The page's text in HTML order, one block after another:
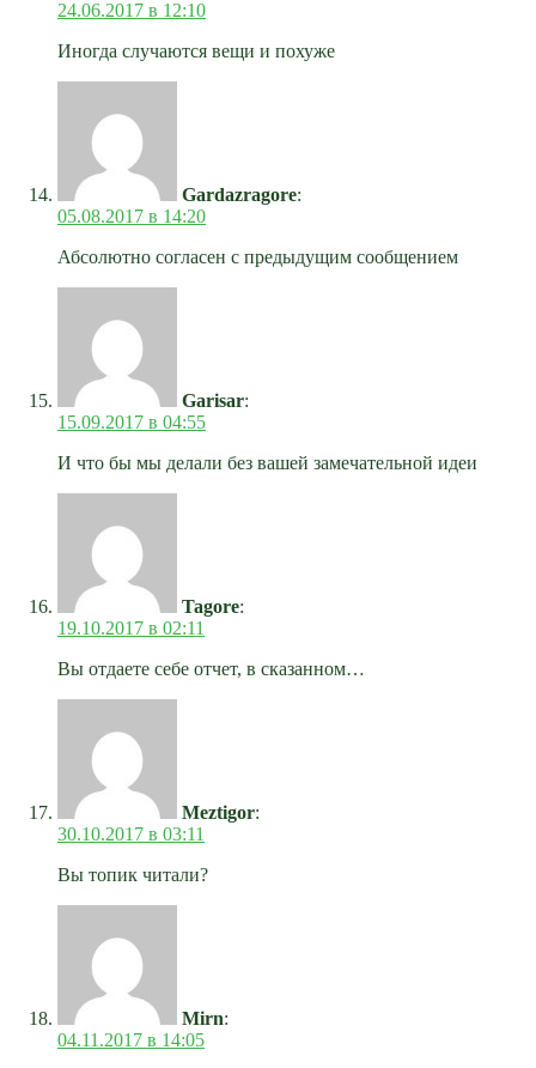
24.06.2017 в 12:10
Иногда случаются вещи и похуже
Gardazragore:
05.08.2017 в 14:20
Абсолютно согласен с предыдущим сообщением
Garisar:
15.09.2017 в 04:55
И что бы мы делали без вашей замечательной идеи
Tagore:
19.10.2017 в 02:11
Вы отдаете себе отчет, в сказанном…
Meztigor:
30.10.2017 в 03:11
Вы топик читали?
Mirn:
04.11.2017 в 14:05